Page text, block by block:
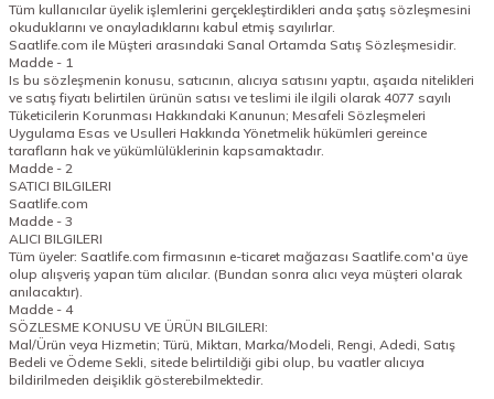
Tüm kullanıcılar üyelik işlemlerini gerçekleştirdikleri anda şatış sözleşmesini
okuduklarını ve onayladıklarını kabul etmiş sayılırlar.
Saatlife.com ile Müşteri arasındaki Sanal Ortamda Satış Sözleşmesidir.
Madde - 1
Is bu sözleşmenin konusu, satıcının, alıcıya satısını yaptıı, aşaıda nitelikleri
ve satış fiyatı belirtilen ürünün satısı ve teslimi ile ilgili olarak 4077 sayılı
Tüketicilerin Korunması Hakkındaki Kanunun; Mesafeli Sözleşmeleri
Uygulama Esas ve Usulleri Hakkında Yönetmelik hükümleri gereince
tarafların hak ve yükümlülüklerinin kapsamaktadır.
Madde - 2
SATICI BILGILERI
Saatlife.com
Madde - 3
ALICI BILGILERI
Tüm üyeler: Saatlife.com firmasının e-ticaret mağazası Saatlife.com'a üye
olup alışveriş yapan tüm alıcılar. (Bundan sonra alıcı veya müşteri olarak
anılacaktır).
Madde - 4
SÖZLESME KONUSU VE ÜRÜN BILGILERI:
Mal/Ürün veya Hizmetin; Türü, Miktarı, Marka/Modeli, Rengi, Adedi, Satış
Bedeli ve Ödeme Sekli, sitede belirtildiği gibi olup, bu vaatler alıcıya
bildirilmeden deişiklik gösterebilmektedir.